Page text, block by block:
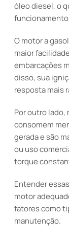
óleo diesel, o
funcionamento
O motor a
maior
embarcações
disso, sua
resposta mais
Por outro lado,
consomem
gerada e são
ou uso
torque
Entender
motor
fatores como
manutenção.